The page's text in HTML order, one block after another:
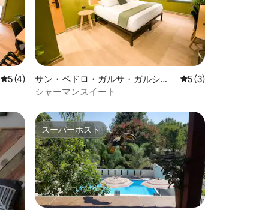
レビュー4件、5つ星中5つ星の平均評価
5 (4)
サン・ペドロ・ガルサ・ガルシア
のホテル客室
レビュー3件、5
5 (3)
シャーマンスイート
スーパーホスト
スーパーホスト